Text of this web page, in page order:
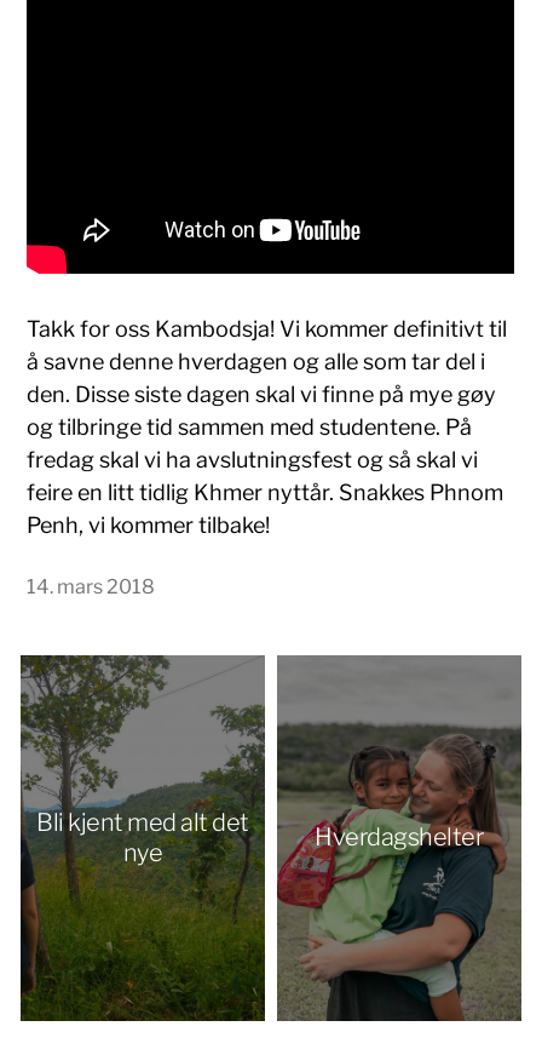
Takk for oss Kambodsja! Vi kommer definitivt til
å savne denne hverdagen og alle som tar del i
den. Disse siste dagen skal vi finne på mye gøy
og tilbringe tid sammen med studentene. På
fredag skal vi ha avslutningsfest og så skal vi
feire en litt tidlig Khmer nyttår. Snakkes Phnom
Penh, vi kommer tilbake!
14. mars 2018
Bli kjent med alt det
nye
Hverdagshelter